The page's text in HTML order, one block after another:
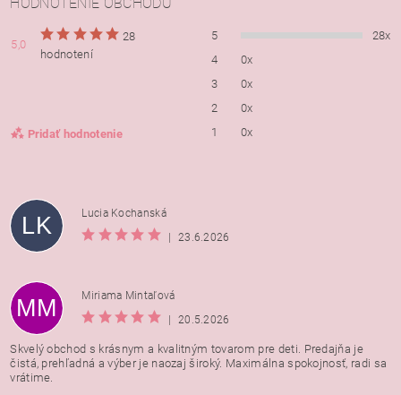
5,0
28
hodnotení
Pridať hodnotenie
5
28x
4
0x
3
0x
2
0x
1
0x
LK
Lucia Kochanská
|
23.6.2026
MM
Miriama Mintaľová
|
20.5.2026
Skvelý obchod s krásnym a kvalitným tovarom pre deti. Predajňa je
čistá, prehľadná a výber je naozaj široký. Maximálna spokojnosť, radi sa
vrátime.